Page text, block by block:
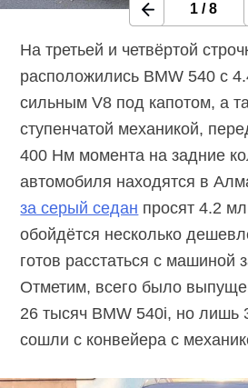
1 /8
На третьей и четвёртой
расположились BMW 540 с
сильным V8 под капотом, а
ступенчатой механикой,
400 Нм момента на задние
автомобиля находятся в
за серый седан просят 4.2
обойдётся несколько
готов расстаться с машиной
Отметим, всего было
26 тысяч BMW 540i, но лишь
сошли с конвейера с